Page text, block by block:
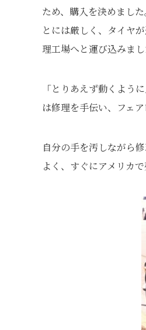
ため、購入を決めまし
とには厳しく、タイヤ
理工場へと運び込みまし
「とりあえず動くよう
は修理を手伝い、フェ
自分の手を汚しながら
よく、すぐにアメリカ